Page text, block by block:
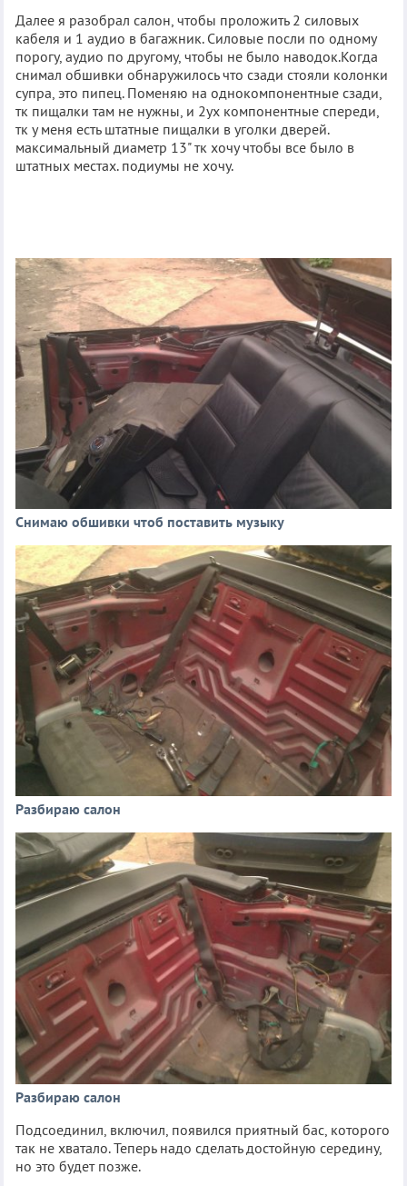
Далее я разобрал салон, чтобы проложить 2 силовых
кабеля и 1 аудио в багажник. Силовые посли по одному
порогу, аудио по другому, чтобы не было наводок.Когда
снимал обшивки обнаружилось что сзади стояли колонки
супра, это пипец. Поменяю на однокомпонентные сзади,
тк пищалки там не нужны, и 2ух компонентные спереди,
тк у меня есть штатные пищалки в уголки дверей.
максимальный диаметр 13" тк хочу чтобы все было в
штатных местах. подиумы не хочу.
Снимаю обшивки чтоб поставить музыку
Разбираю салон
Разбираю салон
Подсоединил, включил, появился приятный бас, которого
так не хватало. Теперь надо сделать достойную середину,
но это будет позже.